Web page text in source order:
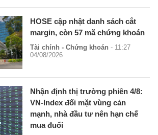
HOSE cập nhật danh sách cắt
margin, còn 57 mã chứng khoán
Tài chính - Chứng khoán - 11:27
04/08/2026
Nhận định thị trường phiên 4/8:
VN-Index đối mặt vùng cản
mạnh, nhà đầu tư nên hạn chế
mua đuổi